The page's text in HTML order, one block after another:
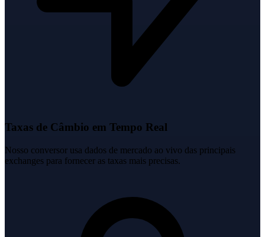
Taxas de Câmbio em Tempo Real
Nosso conversor usa dados de mercado ao vivo das principais
exchanges para fornecer as taxas mais precisas.